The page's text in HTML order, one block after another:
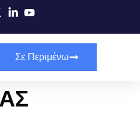
Σε Περιμένω